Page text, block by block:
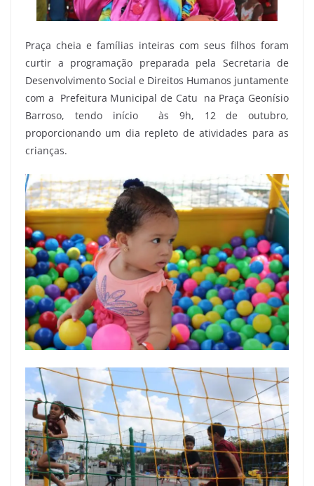
Praça cheia e famílias inteiras com seus filhos foram
curtir a programação preparada pela Secretaria de
Desenvolvimento Social e Direitos Humanos juntamente
com a Prefeitura Municipal de Catu na Praça Geonísio
Barroso, tendo início às 9h, 12 de outubro,
proporcionando um dia repleto de atividades para as
crianças.